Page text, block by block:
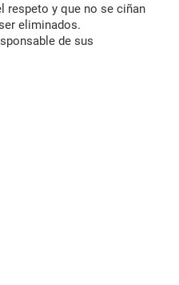
respeto y que no se ciñan
eliminados.
de sus